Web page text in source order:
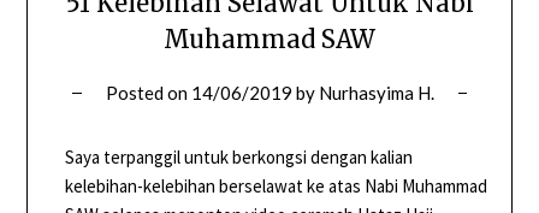
Muhammad SAW
Posted on 14/06/2019 by Nurhasyima H.
Saya terpanggil untuk berkongsi dengan kalian
kelebihan-kelebihan berselawat ke atas Nabi Muhammad